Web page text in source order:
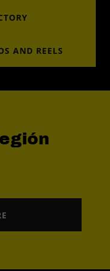
AND REELS